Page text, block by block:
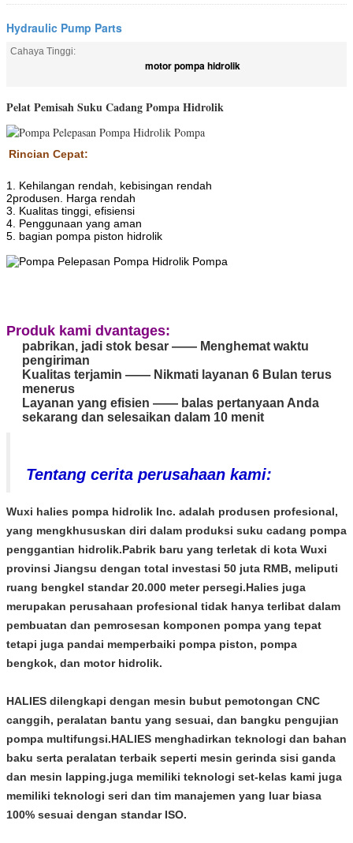
Hydraulic Pump Parts
Cahaya Tinggi:
motor pompa hidrolik
Pelat Pemisah Suku Cadang Pompa Hidrolik
Rincian Cepat:
1. Kehilangan rendah, kebisingan rendah
2produsen. Harga rendah
3. Kualitas tinggi, efisiensi
4. Penggunaan yang aman
5. bagian pompa piston hidrolik
Produk kami dvantages:
pabrikan, jadi stok besar —— Menghemat waktu
pengiriman
Kualitas terjamin —— Nikmati layanan 6 Bulan terus
menerus
Layanan yang efisien —— balas pertanyaan Anda
sekarang dan selesaikan dalam 10 menit
Tentang cerita perusahaan kami:
Wuxi halies pompa hidrolik Inc. adalah produsen profesional,
yang mengkhususkan diri dalam produksi suku cadang pompa
penggantian hidrolik.Pabrik baru yang terletak di kota Wuxi
provinsi Jiangsu dengan total investasi 50 juta RMB, meliputi
ruang bengkel standar 20.000 meter persegi.Halies juga
merupakan perusahaan profesional tidak hanya terlibat dalam
pembuatan dan pemrosesan komponen pompa yang tepat
tetapi juga pandai memperbaiki pompa piston, pompa
bengkok, dan motor hidrolik.
HALIES dilengkapi dengan mesin bubut pemotongan CNC
canggih, peralatan bantu yang sesuai, dan bangku pengujian
pompa multifungsi.HALIES menghadirkan teknologi dan bahan
baku serta peralatan terbaik seperti mesin gerinda sisi ganda
dan mesin lapping.juga memiliki teknologi set-kelas kami juga
memiliki teknologi seri dan tim manajemen yang luar biasa
100% sesuai dengan standar ISO.